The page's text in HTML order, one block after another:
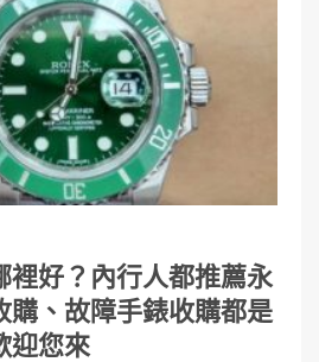
裡好？內行人都推薦永
購、故障手錶收購都是
迎您來